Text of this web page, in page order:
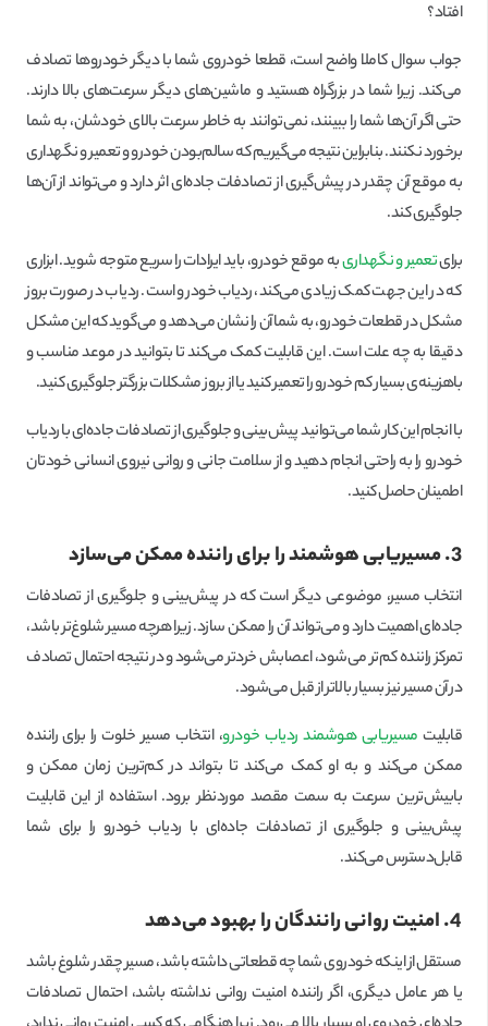
افتاد؟
جواب سوال کاملا واضح است، قطعا خودروی شما با دیگر خودروها تصادف
می‌کند. زیرا شما در بزرگراه هستید و ماشین‌های دیگر سرعت‌های بالا دارند.
حتی اگر آن‌ها شما را ببینند، نمی‌توانند به خاطر سرعت بالای خودشان، به شما
برخورد نکنند. بنابراین نتیجه می‌گیریم که سالم‌بودن خودرو و تعمیر و نگهداری
به موقع آن چقدر در پیش‌گیری از تصادفات جاده‌ای اثر دارد و می‌تواند از آن‌ها
جلوگیری کند.
برایتعمیر و نگهداریبه موقع خودرو، باید ایرادات را سریع متوجه شوید. ابزاری
که در این جهت کمک زیادی می‌کند، ردیاب خودرو است. ردیاب در صورت بروز
مشکل در قطعات خودرو، به شما آن را نشان می‌دهد و می‌گوید که این مشکل
دقیقا به چه علت است. این قابلیت کمک می‌کند تا بتوانید در موعد مناسب و
با‌هزینه‌ی بسیار کم خودرو را تعمیر کنید یا از بروز مشکلات بزرگتر جلوگیری کنید.
با انجام این کار شما می‌توانید پیش‌بینی و جلوگیری از تصادفات جاده‌ای با ردیاب
خودرو را به راحتی انجام دهید و از سلامت جانی و روانی نیروی انسانی خودتان
اطمینان حاصل کنید.
3. مسیریابی هوشمند را برای راننده ممکن می‌سازد
انتخاب مسیر، موضوعی دیگر است که در پیش‌بینی و جلوگیری از تصادفات
جاده‌ای اهمیت دارد و می‌تواند آن را ممکن سازد. زیرا هرچه مسیر شلوغ‌تر باشد،
تمرکز راننده کم‌تر می‌شود، اعصابش خردتر می‌شود و در نتیجه احتمال تصادف
در آن مسیر نیز بسیار بالاتر از قبل می‌شود.
قابلیت مسیریابی هوشمند ردیاب خودرو، انتخاب مسیر خلوت را برای راننده
ممکن می‌کند و به او کمک می‌کند تا بتواند در کم‌ترین زمان ممکن و
با‌بیش‌ترین سرعت به سمت مقصد موردنظر برود. استفاده از این قابلیت
پیش‌بینی و جلوگیری از تصادفات جاده‌ای با ردیاب خودرو را برای شما
قابل‌دسترس می‌کند.
4. امنیت روانی رانندگان را بهبود می‌دهد
مستقل از اینکه خودروی شما چه قطعاتی داشته باشد، مسیر چقدر شلوغ باشد
یا هر عامل دیگری، اگر راننده امنیت روانی نداشته باشد، احتمال تصادفات